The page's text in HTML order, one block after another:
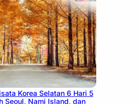
Korea Selatan 6 Hari 5
Seoul, Nami Island, dan